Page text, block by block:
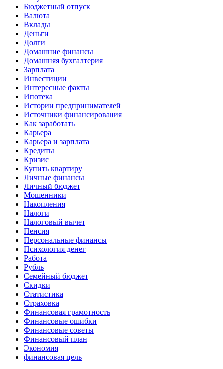
Бюджетный отпуск
Валюта
Вклады
Деньги
Долги
Домашние финансы
Домашняя бухгалтерия
Зарплата
Инвестиции
Интересные факты
Ипотека
Истории предпринимателей
Источники финансирования
Как заработать
Карьера
Карьера и зарплата
Кредиты
Кризис
Купить квартиру
Личные финансы
Личный бюджет
Мошенники
Накопления
Налоги
Налоговый вычет
Пенсия
Персональные финансы
Психология денег
Работа
Рубль
Семейный бюджет
Скидки
Статистика
Страховка
Финансовая грамотность
Финансовые ошибки
Финансовые советы
Финансовый план
Экономия
финансовая цель